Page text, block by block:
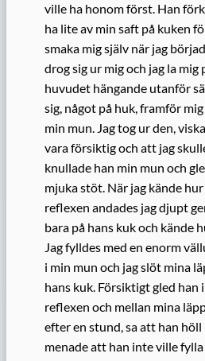
ville ha honom först. Han
ha lite av min saft på kuken
smaka mig själv när jag
drog sig ur mig och jag la mig
huvudet hängande utanför
sig, något på huk, framför
min mun. Jag tog ur den,
vara försiktig och att jag
knullade han min mun och
mjuka stöt. När jag kände
reflexen andades jag djupt
bara på hans kuk och kände
Jag fylldes med en enorm
i min mun och jag slöt mina
hans kuk. Försiktigt gled han
reflexen och mellan mina
efter en stund, sa att han
menade att han inte ville